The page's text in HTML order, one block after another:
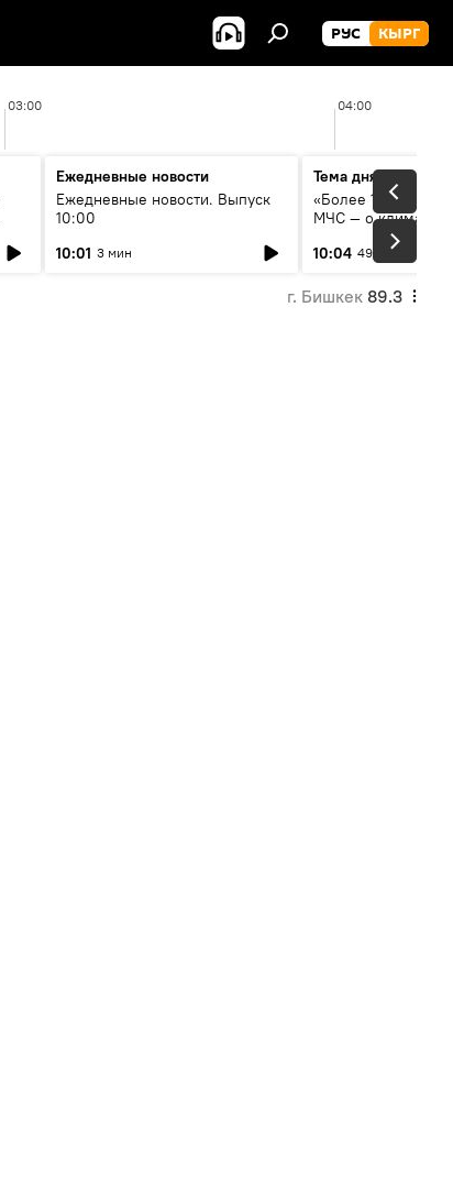
РУС КЫРГ
03:00 04:00
Ежедневные новости
Ежедневные новости. Выпуск
10:00
10:01 3 мин
Тема дня
«Более 1200 сёл в
МЧС — о климате,
системе
населения
10:04 49 мин
г. Бишкек 89.3